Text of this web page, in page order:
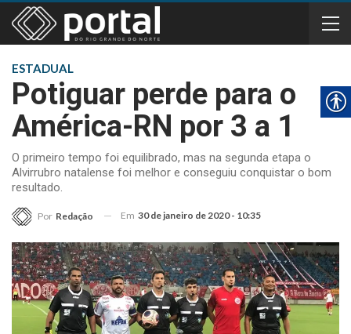
ESTADUAL
Potiguar perde para o
América-RN por 3 a 1
O primeiro tempo foi equilibrado, mas na segunda etapa o
Alvirrubro natalense foi melhor e conseguiu conquistar o bom
resultado.
Por Redação Em 30 de janeiro de 2020 - 10:35